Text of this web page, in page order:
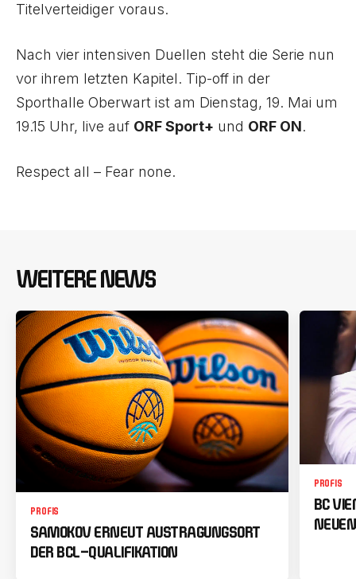
Titelverteidiger voraus.
Nach vier intensiven Duellen steht die Serie nun
vor ihrem letzten Kapitel. Tip-off in der
Sporthalle Oberwart ist am Dienstag, 19. Mai um
19.15 Uhr, live auf ORF Sport+ und ORF ON.
Respect all – Fear none.
WEITERE NEWS
PROFIS
SAMOKOV ERNEUT AUSTRAGUNGSORT
DER BCL-QUALIFIKATION
PROFIS
BC